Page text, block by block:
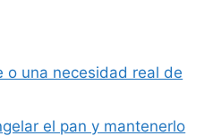
o una necesidad real de
el pan y mantenerlo